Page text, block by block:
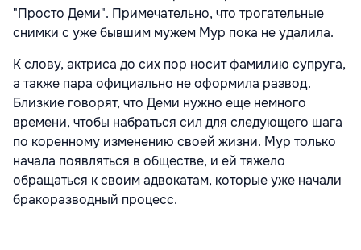
"Просто Деми". Примечательно, что трогательные
снимки с уже бывшим мужем Мур пока не удалила.
К слову, актриса до сих пор носит фамилию супруга,
а также пара официально не оформила развод.
Близкие говорят, что Деми нужно еще немного
времени, чтобы набраться сил для следующего шага
по коренному изменению своей жизни. Мур только
начала появляться в обществе, и ей тяжело
обращаться к своим адвокатам, которые уже начали
бракоразводный процесс.